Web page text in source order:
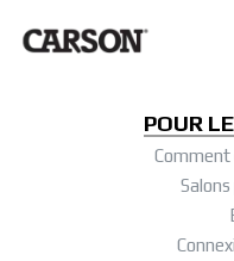
POUR
Comment